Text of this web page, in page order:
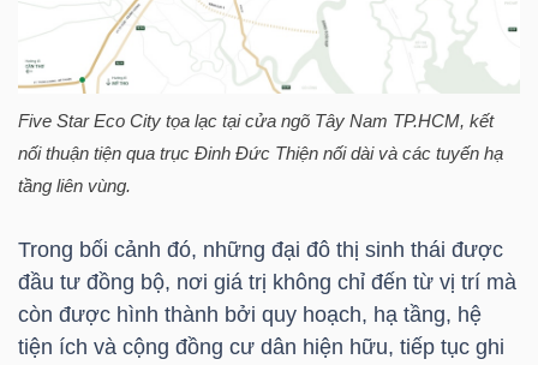
Five Star Eco City tọa lạc tại cửa ngõ Tây Nam TP.HCM, kết
nối thuận tiện qua trục Đinh Đức Thiện nối dài và các tuyến hạ
tầng liên vùng.
Trong bối cảnh đó, những đại đô thị sinh thái được
đầu tư đồng bộ, nơi giá trị không chỉ đến từ vị trí mà
còn được hình thành bởi quy hoạch, hạ tầng, hệ
tiện ích và cộng đồng cư dân hiện hữu, tiếp tục ghi
VIETSTOCKFINANCE
MÔ
NGÀNH